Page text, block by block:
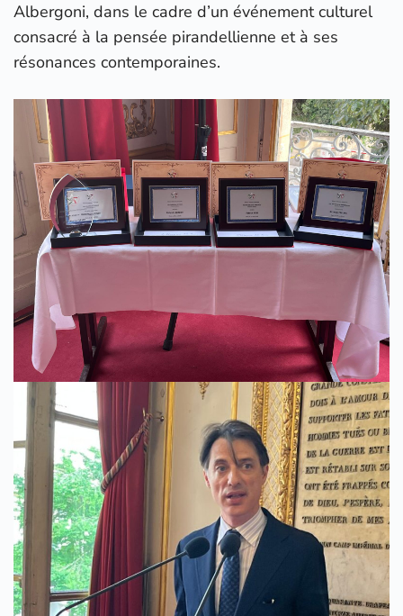
Albergoni, dans le cadre d’un événement culturel
consacré à la pensée pirandellienne et à ses
résonances contemporaines.